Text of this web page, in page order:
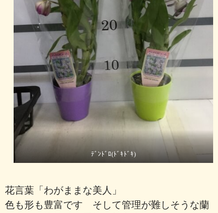
ﾃﾞﾝﾄﾞﾛ(ﾄﾞｷﾄﾞｷ)
花言葉「わがままな美人」
色も形も豊富です そして管理が難しそうな蘭